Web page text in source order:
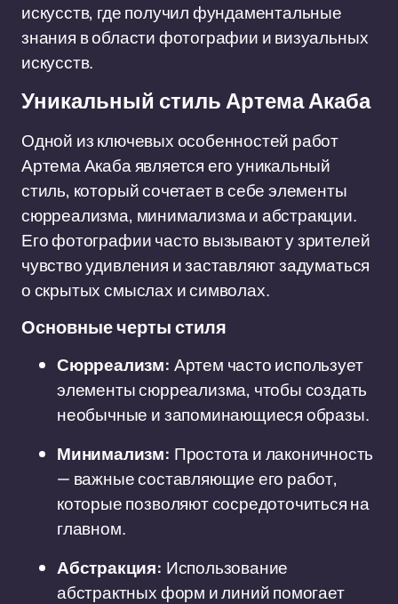
искусств, где получил фундаментальные
знания в области фотографии и визуальных
искусств.
Уникальный стиль Артема Акаба
Одной из ключевых особенностей работ
Артема Акаба является его уникальный
стиль, который сочетает в себе элементы
сюрреализма, минимализма и абстракции.
Его фотографии часто вызывают у зрителей
чувство удивления и заставляют задуматься
о скрытых смыслах и символах.
Основные черты стиля
Сюрреализм: Артем часто использует
элементы сюрреализма, чтобы создать
необычные и запоминающиеся образы.
Минимализм: Простота и лаконичность
— важные составляющие его работ,
которые позволяют сосредоточиться на
главном.
Абстракция: Использование
абстрактных форм и линий помогает